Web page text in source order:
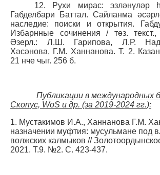
12. Рухи мирас: эзләнүләр
Габделбари Баттал. Сайланма
наследие: поиски и открытия.
Избарнные сочинения / төз.
Әзерл.: Л.Ш. Гарипова, Л.Р.
Хәсәнова, Г.М. Ханнанова. Т. 2.
21 нче чыг. 256 б.
Публикации в международных
Скопус, WoS и др. (за 2019-2024 гг.):
1. Мустакимов И.А., Ханнанова Г.М.
назначении муфтия: мусульмане под
волжских калмыков //
2021. Т.9. №2. С. 423-437.